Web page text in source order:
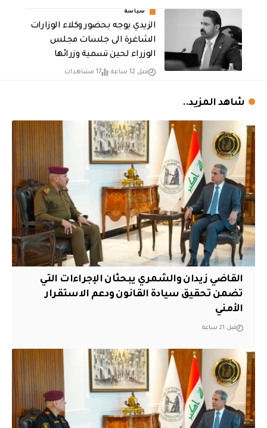
سياسة
الزيدي يوجه بحضور وكلاء الوزارات
الشاغرة الى جلسات مجلس
الوزراء لحين تسمية وزرائها
قبل 12 ساعة 17 مشاهدات
شاهد المزيد..
القاضي زيدان والشمري يبحثان الإجراءات التي
تضمن تحقيق سيادة القانون ودعم الاستقرار
الأمني
قبل 21 ساعة